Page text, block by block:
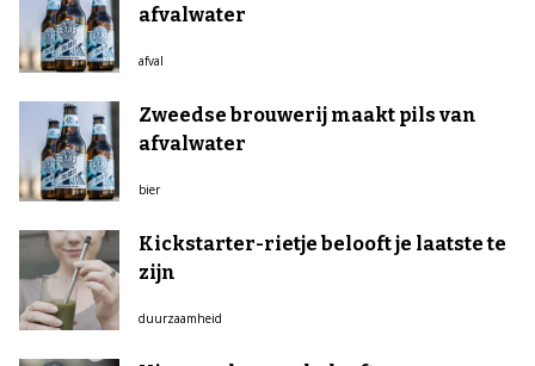
afvalwater
afval
Zweedse brouwerij maakt pils van
afvalwater
bier
Kickstarter-rietje belooft je laatste te
zijn
duurzaamheid